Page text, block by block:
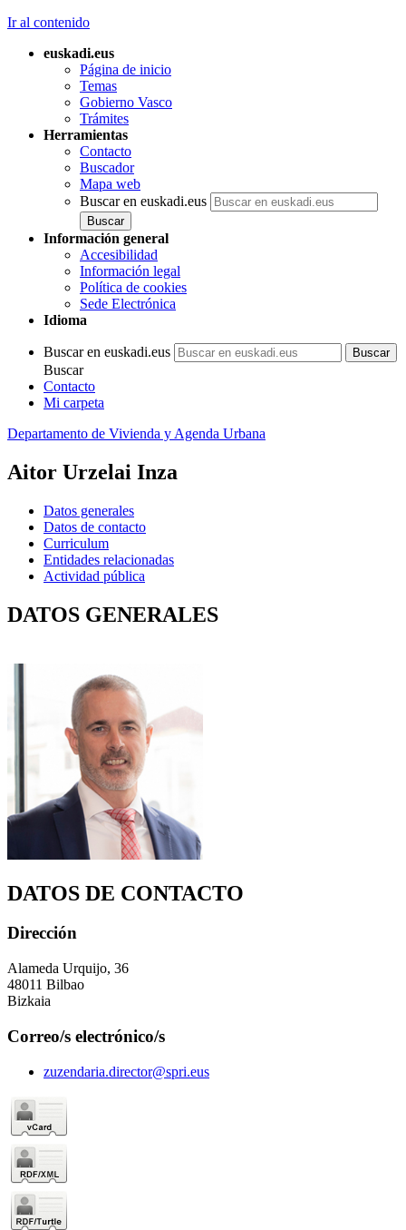
Ir al contenido
euskadi.eus
Página de inicio
Temas
Gobierno Vasco
Trámites
Herramientas
Contacto
Buscador
Mapa web
Buscar en euskadi.eus
Información general
Accesibilidad
Información legal
Política de cookies
Sede Electrónica
Idioma
Buscar en euskadi.eus
Buscar
Contacto
Mi carpeta
Departamento de Vivienda y Agenda Urbana
Aitor Urzelai Inza
Datos generales
Datos de contacto
Curriculum
Entidades relacionadas
Actividad pública
DATOS GENERALES
DATOS DE CONTACTO
Dirección
Alameda Urquijo, 36
48011 Bilbao
Bizkaia
Correo/s electrónico/s
zuzendaria.director@spri.eus